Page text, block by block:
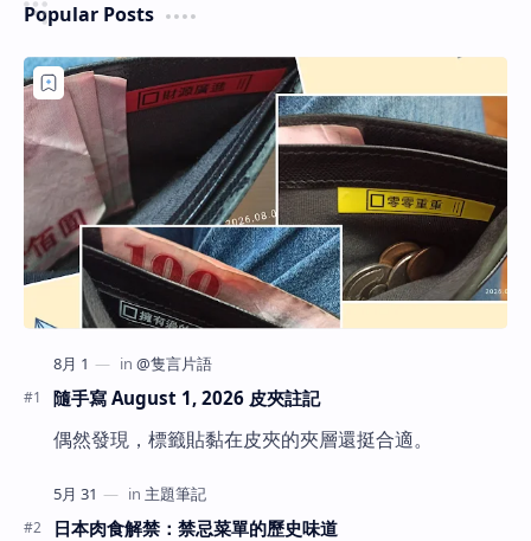
Popular Posts
隨手寫 August 1, 2026 皮夾註記
偶然發現，標籤貼黏在皮夾的夾層還挺合適。
日本肉食解禁：禁忌菜單的歷史味道